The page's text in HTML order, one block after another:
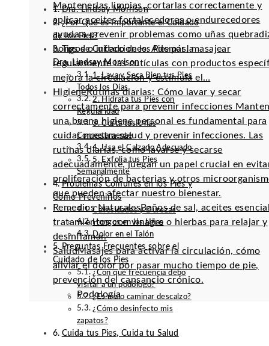
Mantenerlas limpias, cortarlas correctamente y
aplicar aceites fortalecedores o endurecedores
ayuda a prevenir problemas como uñas
hongos o infecciones. Además, masajear
regularmente las cutículas con productos
mejora la circulación y estimula el…
HigieneRutinas diarias: Cómo lavar y secar
correctamente para prevenir infecciones
una buena higiene personal es fundamental para
cuidar nuestra salud y prevenir infecciones. Las
rutinas diarias, como lavarse y secarse
adecuadamente, juegan un papel crucial en
proliferación de bacterias y otros
que pueden afectar nuestro bienestar.
Remedios NaturalesBaños de sal, aceites
tratamientos con vinagre o hierbas para relajar y
desinflamar.
SaludMasajes para activar la circulación, cómo
aliviar el dolor por pasar mucho tiempo de pie,
prevención del cansancio crónico.
Podología
Dra. Lindsay Morrison
¿Por Qué es Importante el Cuidado
de los Pies?
Tips de Cuidado de los Pies por la
Dra. Lindsay Morrison
1. Lava y Seca Bien tus Pies
Todos los Días
2. Hidrata tus Pies con
Regularidad
3. Corta tus Uñas
Correctamente
4. Usa el Calzado Adecuado
5. Exfolia tus Pies
Semanalmente
Problemas Comunes en los Pies y
Cómo Prevenirlos
Callosidades y Durezas
Hongos en las Uñas
Dolor en el Talón
Preguntas Frecuentes sobre el
Cuidado de los Pies
¿Con qué frecuencia debo
visitar a un podólogo?
¿Es malo caminar descalzo?
¿Cómo desinfecto mis
zapatos?
Cuida tus Pies, Cuida tu Salud